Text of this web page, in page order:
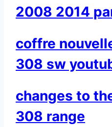
2008 2014
coffre
308 sw
changes to
308 range